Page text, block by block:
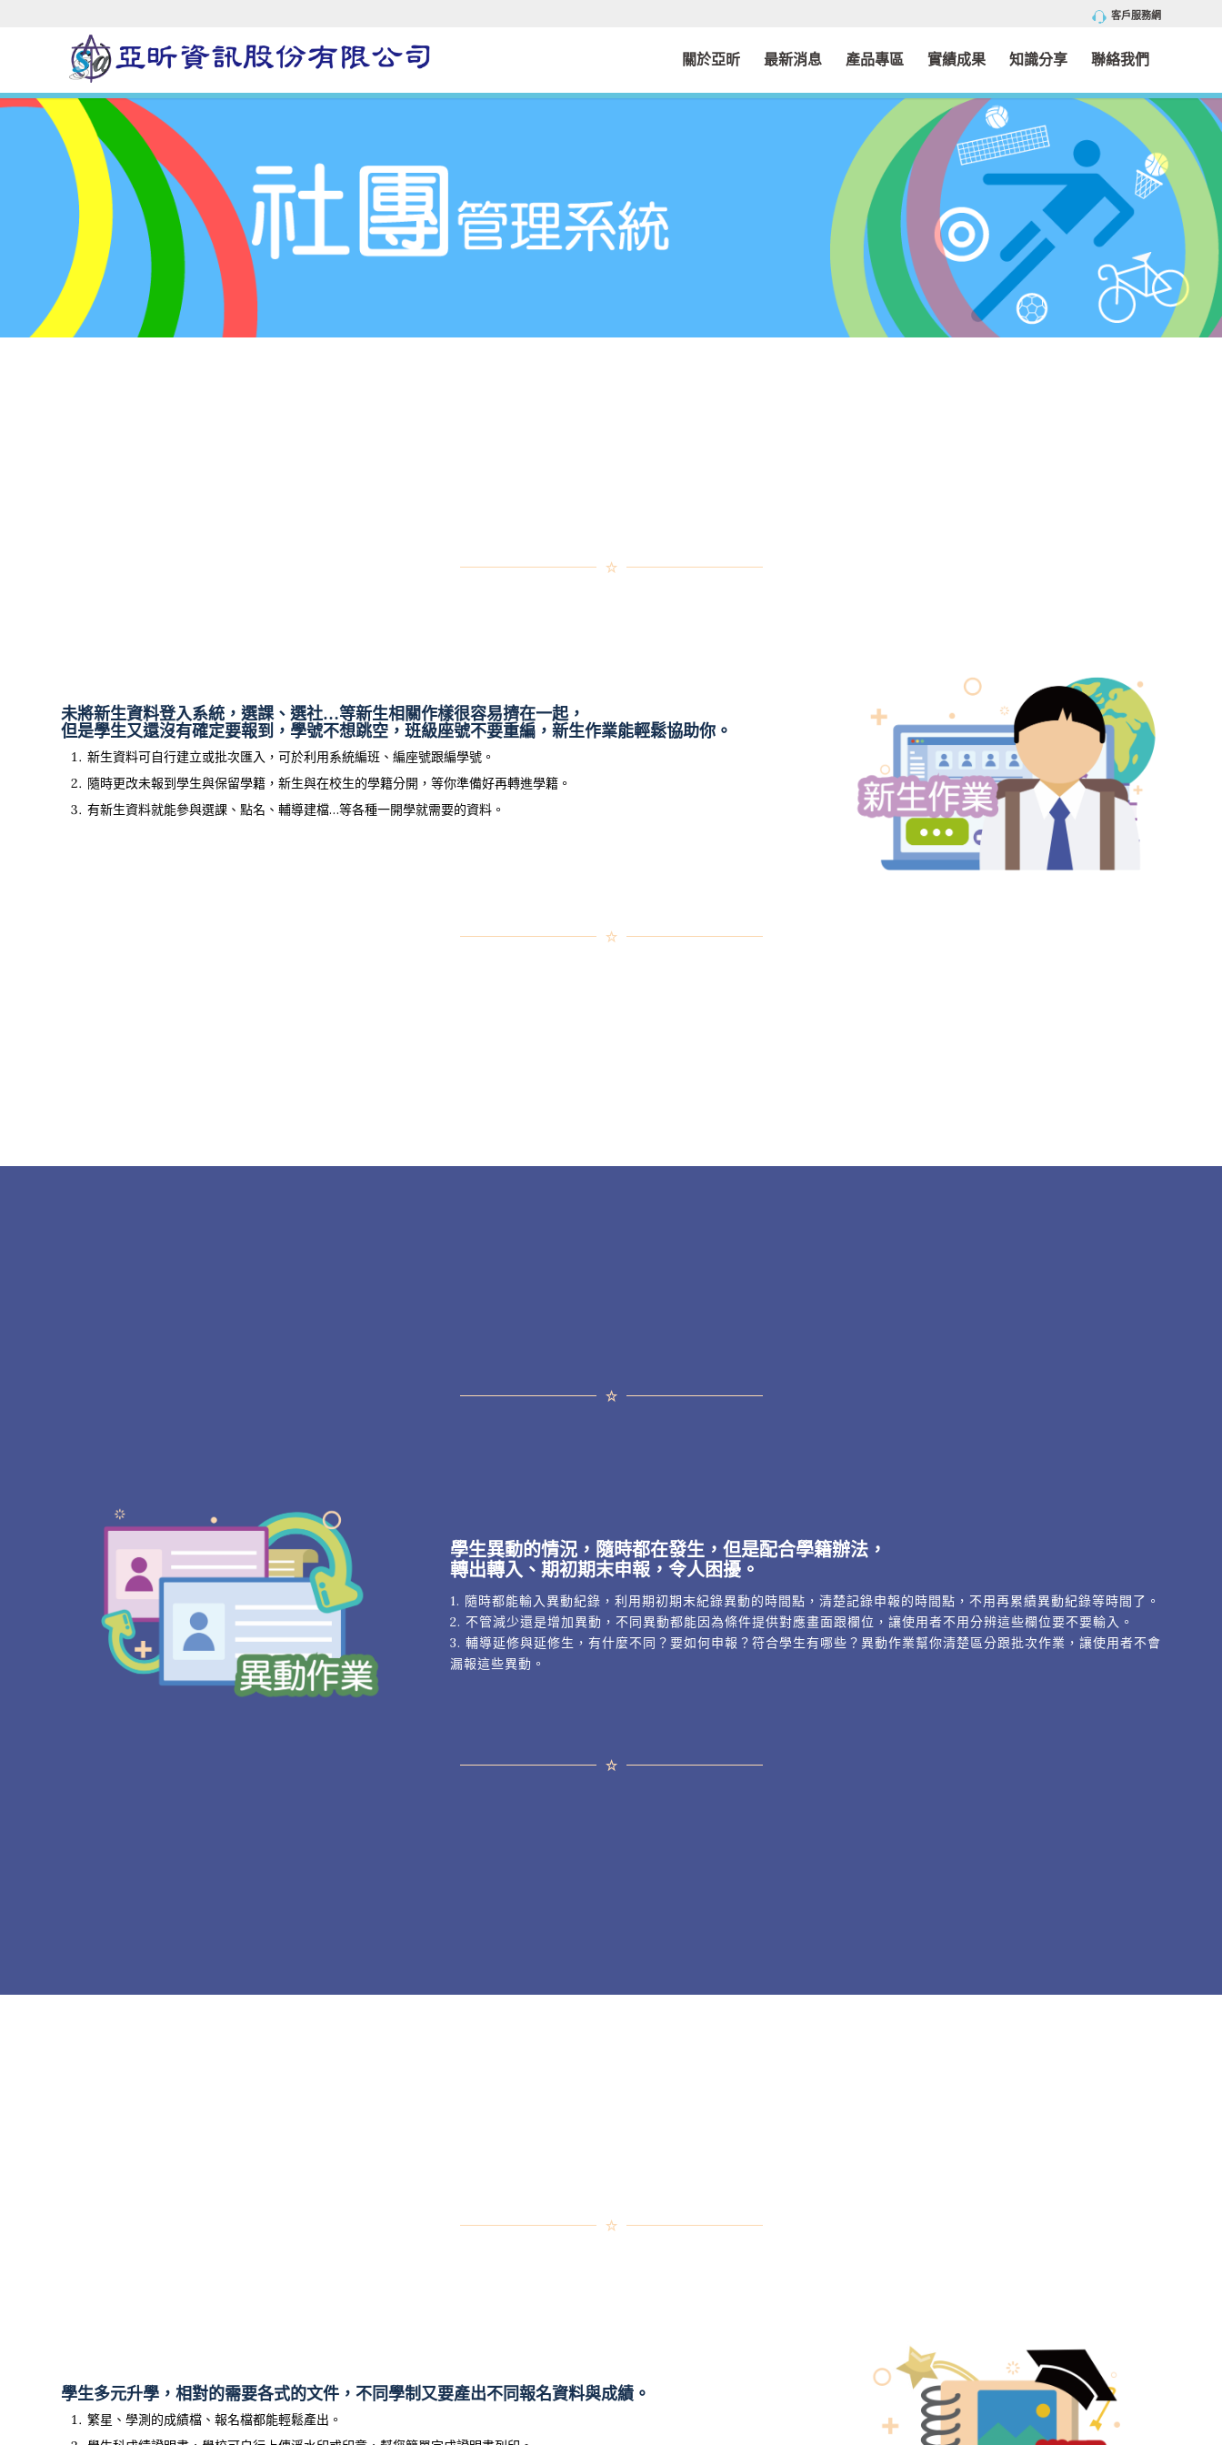
客戶服務網
關於亞昕 最新消息 產品專區 實績成果 知識分享 聯絡我們
未將新生資料登入系統，選課、選社…等新生相關作樣很容易擠在一起，
但是學生又還沒有確定要報到，學號不想跳空，班級座號不要重編，新生作業能輕鬆協助你。
新生資料可自行建立或批次匯入，可於利用系統編班、編座號跟編學號。
隨時更改未報到學生與保留學籍，新生與在校生的學籍分開，等你準備好再轉進學籍。
有新生資料就能參與選課、點名、輔導建檔…等各種一開學就需要的資料。
學生異動的情況，隨時都在發生，但是配合學籍辦法，
轉出轉入、期初期末申報，令人困擾。
1. 隨時都能輸入異動紀錄，利用期初期末紀錄異動的時間點，清楚記錄申報的時間點，不用再累績異動紀錄等時間了。
2. 不管減少還是增加異動，不同異動都能因為條件提供對應畫面跟欄位，讓使用者不用分辨這些欄位要不要輸入。
3. 輔導延修與延修生，有什麼不同？要如何申報？符合學生有哪些？異動作業幫你清楚區分跟批次作業，讓使用者不會
漏報這些異動。
學生多元升學，相對的需要各式的文件，不同學制又要產出不同報名資料與成績。
繁星、學測的成績檔、報名檔都能輕鬆產出。